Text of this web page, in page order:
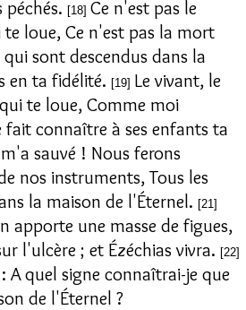
[18] Ce n'est pas le
loue, Ce n'est pas la mort
sont descendus dans la
en ta fidélité. [19] Le vivant, le
te loue, Comme moi
connaître à ses enfants ta
sauvé ! Nous ferons
nos instruments, Tous les
la maison de l'Éternel. [21]
apporte une masse de figues,
l'ulcère ; et Ézéchias vivra. [22]
A quel signe connaîtrai-je que
de l'Éternel ?